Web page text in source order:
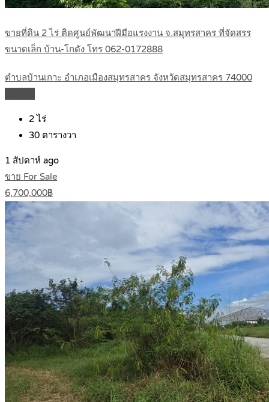
ขายที่ดิน 2 ไร่ ติดศูนย์พัฒนาฝีมือแรงงาน จ.สมุทรสาคร ที่จัดสรร
ขนาดเล็ก บ้าน-โกดัง โทร 062-0172888
ตำบลบ้านเกาะ อำเภอเมืองสมุทรสาคร จังหวัดสมุทรสาคร 74000
2ไร่
30 ตารางวา
1 สัปดาห์ ago
ขาย For Sale
6,700,000฿